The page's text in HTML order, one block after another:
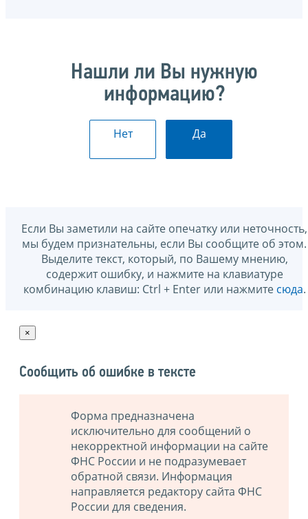
Нашли ли Вы нужную
информацию?
Нет Да
Если Вы заметили на сайте опечатку или неточность,
мы будем признательны, если Вы сообщите об этом.
Выделите текст, который, по Вашему мнению,
содержит ошибку, и нажмите на клавиатуре
комбинацию клавиш: Ctrl + Enter или нажмите сюда.
×
Сообщить об ошибке в тексте
Форма предназначена
исключительно для сообщений о
некорректной информации на сайте
ФНС России и не подразумевает
обратной связи. Информация
направляется редактору сайта ФНС
России для сведения.